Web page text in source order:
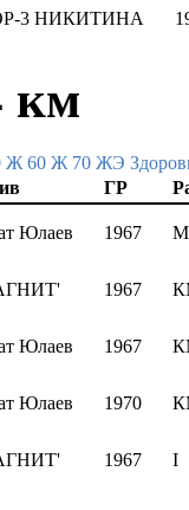
3 НИКИТИНА
км
Ж 60 Ж 70 ЖЭ
ГР
Юлаев 1967
1967
Юлаев 1967
Юлаев 1970
1967 I